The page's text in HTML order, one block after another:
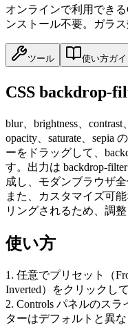
オンラインで利用でき
ンストール不要。ガラ
ツール 使い方ガイ
CSS backdrop-
blur、brightness、contrast
opacity、saturate、sepia
ーをドラッグして、
す。出力は backdrop-
成し、モダンブラウザ
また、カスタマイズ可
リングされるため、調
使い方
1. 任意でプリセット（
Inverted）をクリックし
2. Controls パネルのス
ターはデフォルトと異